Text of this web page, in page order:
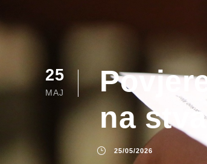
25
MAJ
na
25/05/2026